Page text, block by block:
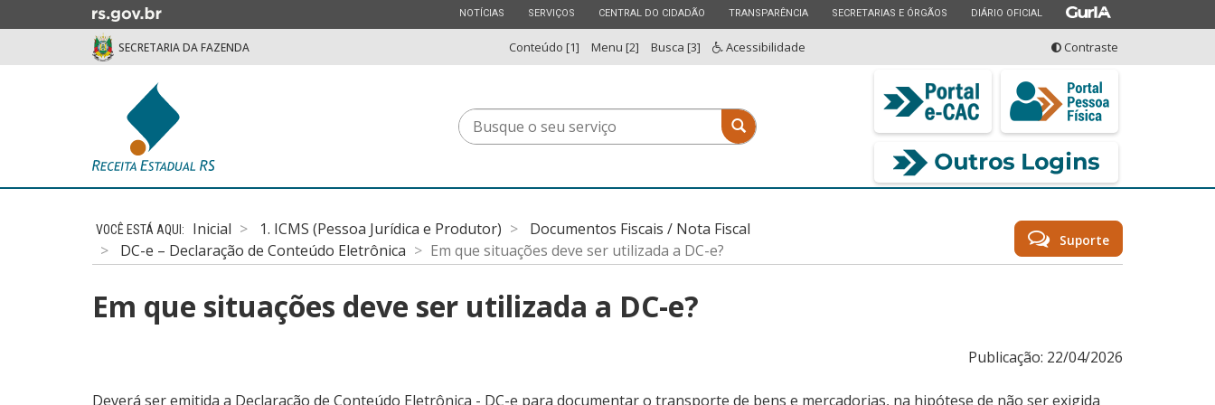
para
Ir
ESTADO
NOTÍCIAS ESTADO
SERVIÇOS ESTADO
CENTRAL DO CIDADÃO ESTADO
TRANSPARÊNCIA ESTADO
SECRETARIAS E ÓRGÃOS ESTADO
DIÁRIO OFICIAL ESTADO
SECRETARIA DA FAZENDA Conteúdo [1] Menu [2] Busca [3] Acessibilidade Contraste
Busque
o
serviço
Busque o seu serviço
Inicial 1. ICMS (Pessoa Jurídica e Produtor)
Documentos Fiscais / Nota Fiscal
DC-e – Declaração de Conteúdo Eletrônica
Em que situações deve ser utilizada a DC-e?
Suporte
Em que situações deve ser utilizada a DC-e?
Publicação: 22/04/2026
Deverá ser emitida a Declaração de Conteúdo Eletrônica - DC-e para documentar o transporte de bens e mercadorias, na hipótese de não ser exigida